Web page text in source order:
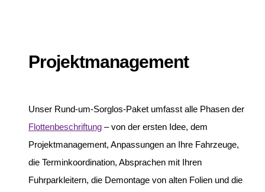
Projektmanagement
Unser Rund-um-Sorglos-Paket umfasst alle Phasen der
Flottenbeschriftung – von der ersten Idee, dem
Projektmanagement, Anpassungen an Ihre Fahrzeuge,
die Terminkoordination, Absprachen mit Ihren
Fuhrparkleitern, die Demontage von alten Folien und die